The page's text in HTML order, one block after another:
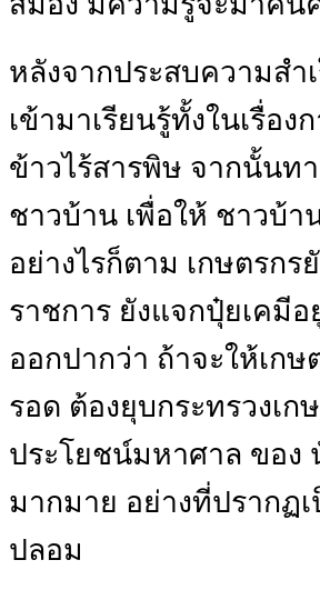
หลังจากประสบความสำ
เข้ามาเรียนรู้ทั้งในเรื่อ
ข้าวไร้สารพิษ จากนั้นท
ชาวบ้าน เพื่อให้ ชาวบ้า
อย่างไรก็ตาม เกษตรก
ราชการ ยังแจกปุ๋ยเคมี
ออกปากว่า ถ้าจะให้เก
รอด ต้องยุบกระทรวงเก
ประโยชน์มหาศาล ของ
มากมาย อย่างที่ปรากฏ
ปลอม